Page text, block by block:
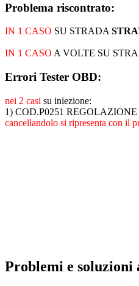
Problema riscontrato:
IN 1 CASO SU STRADA
IN 1 CASO A VOLTE SU
Errori Tester OBD:
nei 2 casi su iniezione:
1) COD.P0251
cancellandolo si ripresenta con il
Problemi e soluzioni